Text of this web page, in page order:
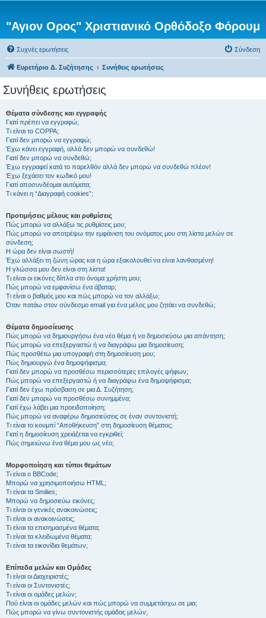
"Αγιον Ορος" Χριστιανικό Ορθόδοξο Φόρουμ
Συχνές ερωτήσεις Σύνδεση
Ευρετήριο Δ. Συζήτησης Συνήθεις ερωτήσεις
Συνήθεις ερωτήσεις
Θέματα σύνδεσης και εγγραφής
Γιατί πρέπει να εγγραφώ;
Τι είναι το COPPA;
Γιατί δεν μπορώ να εγγραφώ;
Έχω κάνει εγγραφή, αλλά δεν μπορώ να συνδεθώ!
Γιατί δεν μπορώ να συνδεθώ;
Έχω εγγραφεί κατά το παρελθόν αλλά δεν μπορώ να συνδεθώ πλέον!
Έχω ξεχάσει τον κωδικό μου!
Γιατί αποσυνδέομαι αυτόματα;
Τι κάνει η “Διαγραφή cookies”;
Προτιμήσεις μέλους και ρυθμίσεις
Πώς μπορώ να αλλάξω τις ρυθμίσεις μου;
Πώς μπορώ να αποτρέψω την εμφάνιση του ονόματος μου στη λίστα μελών σε
σύνδεση;
Η ώρα δεν είναι σωστή!
Έχω αλλάξει τη ζώνη ώρας και η ώρα εξακολουθεί να είναι λανθασμένη!
Η γλώσσα μου δεν είναι στη λίστα!
Τι είναι οι εικόνες δίπλα στο όνομα χρήστη μου;
Πώς μπορώ να εμφανίσω ένα άβαταρ;
Τι είναι ο βαθμός μου και πώς μπορώ να τον αλλάξω;
Όταν πατάω στον σύνδεσμο email για ένα μέλος μου ζητάει να συνδεθώ;
Θέματα δημοσίευσης
Πώς μπορώ να δημιουργήσω ένα νέο θέμα ή να δημοσιεύσω μια απάντηση;
Πώς μπορώ να επεξεργαστώ ή να διαγράψω μια δημοσίευση;
Πώς προσθέτω μια υπογραφή στη δημοσίευση μου;
Πώς δημιουργώ ένα δημοψήφισμα;
Γιατί δεν μπορώ να προσθέσω περισσότερες επιλογές ψήφων;
Πώς μπορώ να επεξεργαστώ ή να διαγράψω ένα δημοψήφισμα;
Γιατί δεν έχω πρόσβαση σε μια Δ. Συζήτηση;
Γιατί δεν μπορώ να προσθέσω συνημμένα;
Γιατί έχω λάβει μια προειδοποίηση;
Πώς μπορώ να αναφέρω δημοσιεύσεις σε έναν συντονιστή;
Τι είναι το κουμπί “Αποθήκευση” στη δημοσίευση θέματος;
Γιατί η δημοσίευση χρειάζεται να εγκριθεί;
Πώς σημειώνω ένα θέμα μου ως νέο;
Μορφοποίηση και τύποι θεμάτων
Τι είναι ο BBCode;
Μπορώ να χρησιμοποιήσω HTML;
Τι είναι τα Smilies;
Μπορώ να δημοσιεύω εικόνες;
Τι είναι οι γενικές ανακοινώσεις;
Τι είναι οι ανακοινώσεις;
Τι είναι τα επισημασμένα θέματα;
Τι είναι τα κλειδωμένα θέματα;
Τι είναι τα εικονίδια θεμάτων;
Επίπεδα μελών και Ομάδες
Τι είναι οι Διαχειριστές;
Τι είναι οι Συντονιστές;
Τι είναι οι ομάδες μελών;
Πού είναι οι ομάδες μελών και πώς μπορώ να συμμετάσχω σε μια;
Πώς μπορώ να γίνω συντονιστής ομάδας μελών;